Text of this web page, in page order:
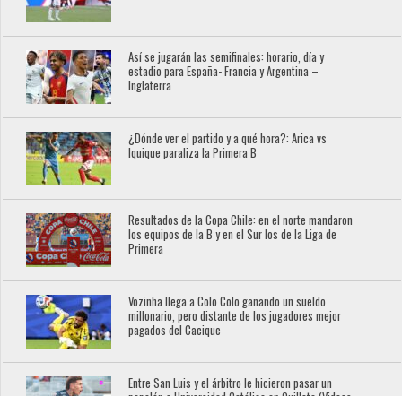
Así se jugarán las semifinales: horario, día y
estadio para España- Francia y Argentina –
Inglaterra
¿Dónde ver el partido y a qué hora?: Arica vs
Iquique paraliza la Primera B
Resultados de la Copa Chile: en el norte mandaron
los equipos de la B y en el Sur los de la Liga de
Primera
Vozinha llega a Colo Colo ganando un sueldo
millonario, pero distante de los jugadores mejor
pagados del Cacique
Entre San Luis y el árbitro le hicieron pasar un